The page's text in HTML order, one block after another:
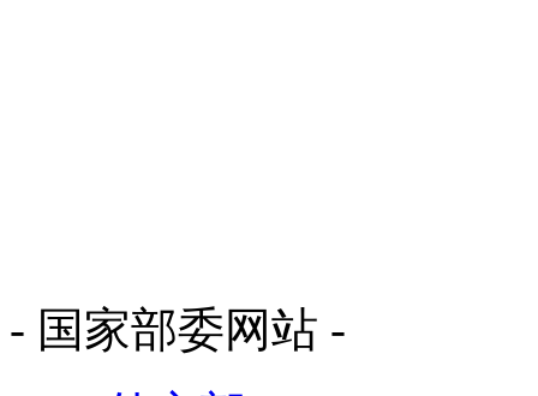
- 国家部委网站 -